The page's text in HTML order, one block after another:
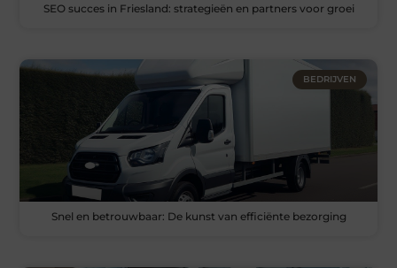
SEO succes in Friesland: strategieën en partners voor groei
BEDRIJVEN
Snel en betrouwbaar: De kunst van efficiënte bezorging